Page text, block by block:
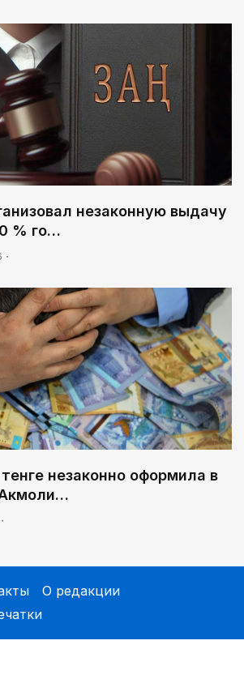
незаконную выдачу
% го…
незаконно оформила в
О редакции